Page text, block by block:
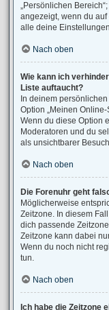
„Persönlichen
angezeigt, wenn du
alle deine
Nach oben
Wie kann ich
Liste auftaucht?
In deinem
Option „Meinen
Wenn du diese Option
Moderatoren und du
als unsichtbarer
Nach oben
Die Forenuhr geht
Möglicherweise
Zeitzone. In diesem
dich passende
Zeitzone kann dabei
Wenn du noch nicht
tun.
Nach oben
Ich habe die Zeitzone